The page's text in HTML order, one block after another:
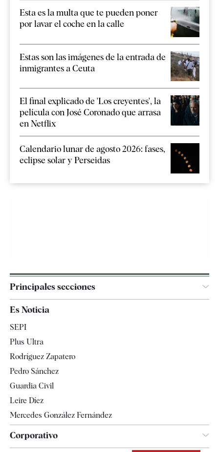
Esta es la multa que te pueden poner
por lavar el coche en la calle
Estas son las imágenes de la entrada de
inmigrantes a Ceuta
El final explicado de 'Los creyentes', la
película con José Coronado que arrasa
en Netflix
Calendario lunar de agosto 2026: fases,
eclipse solar y Perseidas
Principales secciones
Televisión
Es Noticia
SEPI
Plus Ultra
Rodríguez Zapatero
Pedro Sánchez
Guardia Civil
Leire Díez
Mercedes González Fernández
Corporativo